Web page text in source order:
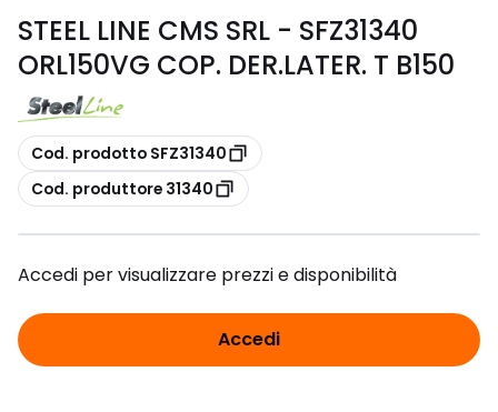
STEEL LINE CMS SRL - SFZ31340
ORL150VG COP. DER.LATER. T B150
copia
Cod. prodotto SFZ31340
copia
Cod. produttore 31340
Accedi per visualizzare prezzi e disponibilità
Accedi